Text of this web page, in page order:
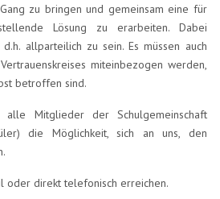
zu bringen und gemeinsam eine für
Lösung zu erarbeiten. Dabei
allparteilich zu sein. Es müssen auch
miteinbezogen werden,
betroffen sind.
alle Mitglieder der Schulgemeinschaft
die Möglichkeit, sich an uns, den
oder direkt telefonisch erreichen.